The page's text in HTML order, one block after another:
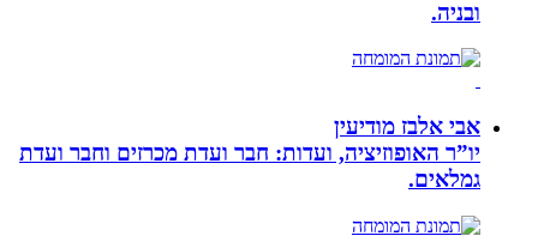
אבי אלבז מודיעין
יו”ר האופוזיציה, ועדות: חבר ועדת מכרזים וחבר ועדת
גמלאים.